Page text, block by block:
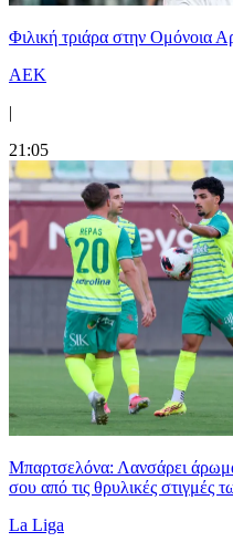
Φιλική τριάρα στην Ομόνοια
ΑΕΚ
|
21:05
Μπαρτσελόνα: Λανσάρει άρωμα
σου από τις θρυλικές στιγμές
La Liga